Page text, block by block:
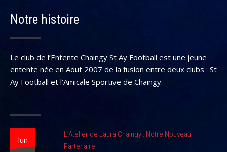
Notre histoire
Le club de l’Entente Chaingy St Ay Football est une jeune
entente née en Aout 2007 de la fusion entre deux clubs : St
Ay Football et l’Amicale Sportive de Chaingy.
lun
L’Atelier de Laura Chaingy : Notre Nouveau
Partenaire